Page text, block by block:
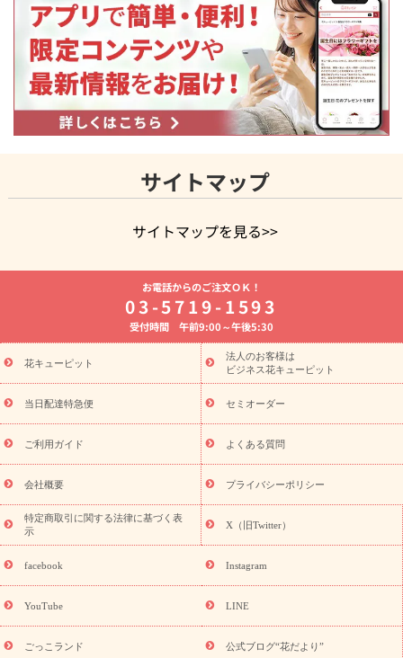
サイトマップ
サイトマップを見る>>
よく贈られる花
お祝いの花特集
誕生日フラワーギフト特集
8月の誕生花(トルコキキョウ)
開店・開業祝い
お供え・お悔やみ お供え・お悔やみの花
通夜・葬儀に贈る花 胡蝶蘭・花鉢
ーブドフラワー
季節のイベント
ひまわり ギフト・プレゼント
特集
お盆 花（新盆・初盆） 季節のイベント
お盆 花（新
盆・初盆）
お盆 花（新盆・初盆）
お盆・お供え 花とセットギ
フト
お盆・お供え プリザーブドフラワー
ひまわり ギフト・プ
レゼント特集
夏の花贈り・お中元・暑中見舞い 花のギフト特集
敬老の日におくる花ギフト・プレゼント特集
花ギフト・プレゼント特集
敬老の日 花のおすすめランキング
敬
老の日 花鉢植えのギフト・プレゼント特集
敬老の日 花とセットギ
フト・プレゼント特集
敬老の日の花 全てのギフト一覧
キャン
ペーン
映画『ウォーターガーディアンズ』コラボキャンペーン
「きょう誕生日なんです」キャンペーン
誕生日の花を探す
誕生日フラワーギフト 誕生日フラワーギフト特集
9月の誕生花(リンドウ)
ら探す
お祝いの花特集 当日配達特急便 お祝い商品一覧
お電話からのご注文ＯＫ！
03-5719-1593
受付時間 午前9:00～午後5:30
花キューピット
法人のお客様は
ビジネス花キューピット
当日配達特急便 セミオーダー
ご利用ガイド よくある質問
会社概要 プライバシーポリシー
特定商取引に関する法律に基づく表
示
X（旧Twitter）
facebook Instagram
YouTube LINE
ごっこランド 公式ブログ“花だより”